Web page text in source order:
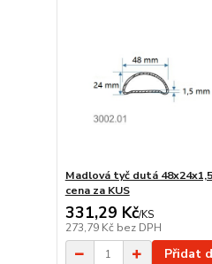
Madlová tyč dutá
cena za KUS
331,29 Kč/KS
273,79 Kč bez DPH
Přidat